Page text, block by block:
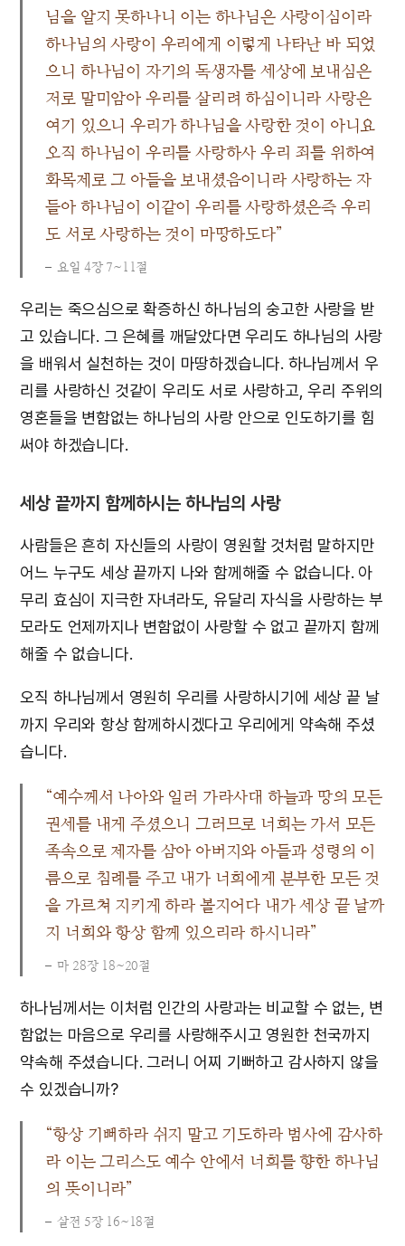
님을 알지 못하나니 이는 하나님은 사랑이심이라
하나님의 사랑이 우리에게 이렇게 나타난 바 되었
으니 하나님이 자기의 독생자를 세상에 보내심은
저로 말미암아 우리를 살리려 하심이니라 사랑은
여기 있으니 우리가 하나님을 사랑한 것이 아니요
오직 하나님이 우리를 사랑하사 우리 죄를 위하여
화목제로 그 아들을 보내셨음이니라 사랑하는 자
들아 하나님이 이같이 우리를 사랑하셨은즉 우리
도 서로 사랑하는 것이 마땅하도다”
요일 4장 7~11절
우리는 죽으심으로 확증하신 하나님의 숭고한 사랑을 받
고 있습니다. 그 은혜를 깨달았다면 우리도 하나님의 사랑
을 배워서 실천하는 것이 마땅하겠습니다. 하나님께서 우
리를 사랑하신 것같이 우리도 서로 사랑하고, 우리 주위의
영혼들을 변함없는 하나님의 사랑 안으로 인도하기를 힘
써야 하겠습니다.
세상 끝까지 함께하시는 하나님의 사랑
사람들은 흔히 자신들의 사랑이 영원할 것처럼 말하지만
어느 누구도 세상 끝까지 나와 함께해줄 수 없습니다. 아
무리 효심이 지극한 자녀라도, 유달리 자식을 사랑하는 부
모라도 언제까지나 변함없이 사랑할 수 없고 끝까지 함께
해줄 수 없습니다.
오직 하나님께서 영원히 우리를 사랑하시기에 세상 끝 날
까지 우리와 항상 함께하시겠다고 우리에게 약속해 주셨
습니다.
“예수께서 나아와 일러 가라사대 하늘과 땅의 모든
권세를 내게 주셨으니 그러므로 너희는 가서 모든
족속으로 제자를 삼아 아버지와 아들과 성령의 이
름으로 침례를 주고 내가 너희에게 분부한 모든 것
을 가르쳐 지키게 하라 볼지어다 내가 세상 끝 날까
지 너희와 항상 함께 있으리라 하시니라”
마 28장 18~20절
하나님께서는 이처럼 인간의 사랑과는 비교할 수 없는, 변
함없는 마음으로 우리를 사랑해주시고 영원한 천국까지
약속해 주셨습니다. 그러니 어찌 기뻐하고 감사하지 않을
수 있겠습니까?
“항상 기뻐하라 쉬지 말고 기도하라 범사에 감사하
라 이는 그리스도 예수 안에서 너희를 향한 하나님
의 뜻이니라”
살전 5장 16~18절